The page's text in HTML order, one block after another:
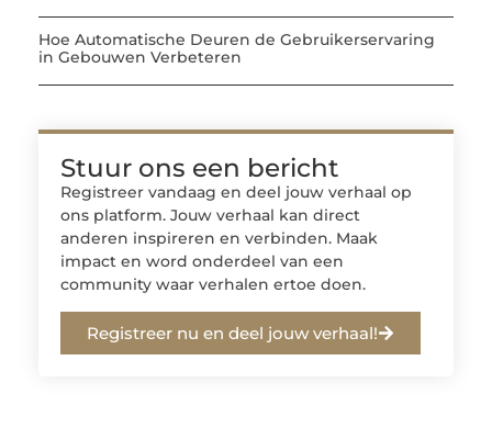
Hoe Automatische Deuren de Gebruikerservaring
in Gebouwen Verbeteren
Stuur ons een bericht
Registreer vandaag en deel jouw verhaal op
ons platform. Jouw verhaal kan direct
anderen inspireren en verbinden. Maak
impact en word onderdeel van een
community waar verhalen ertoe doen.
Registreer nu en deel jouw verhaal!